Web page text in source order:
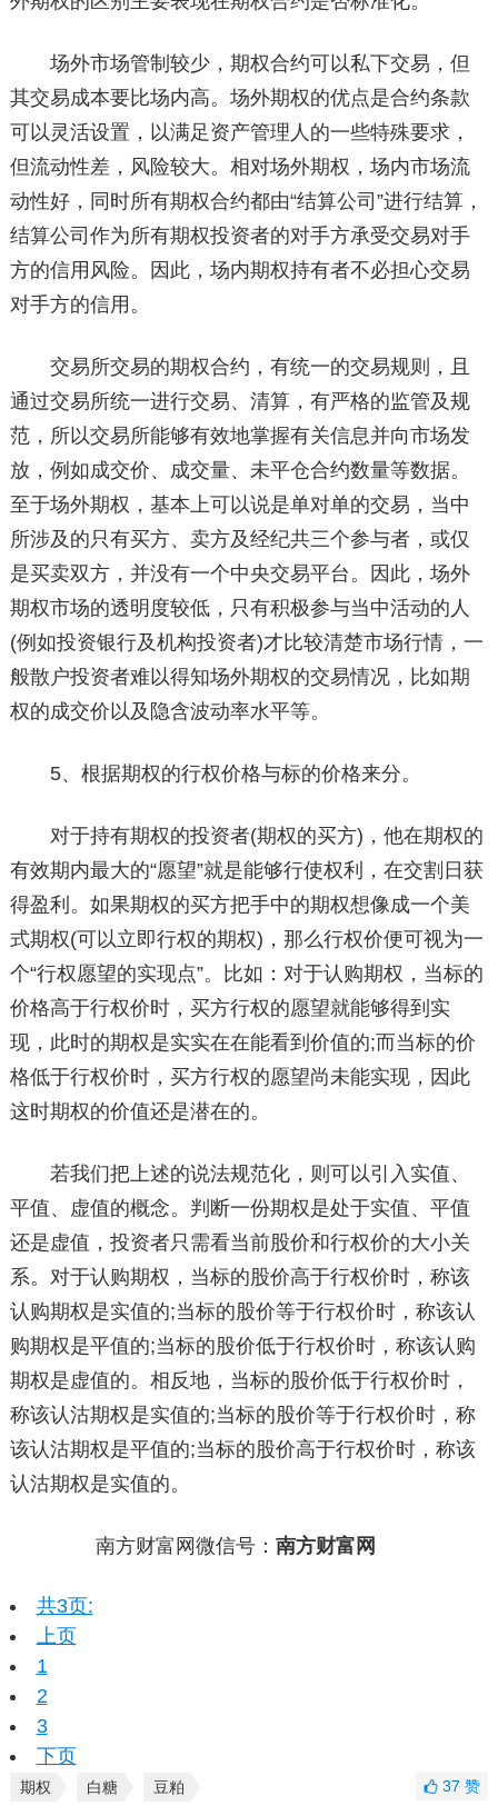
场外市场管制较少，期权合约可以私下交易，但
其交易成本要比场内高。场外期权的优点是合约条款
可以灵活设置，以满足资产管理人的一些特殊要求，
但流动性差，风险较大。相对场外期权，场内市场流
动性好，同时所有期权合约都由“结算公司”进行结算，
结算公司作为所有期权投资者的对手方承受交易对手
方的信用风险。因此，场内期权持有者不必担心交易
对手方的信用。
交易所交易的期权合约，有统一的交易规则，且
通过交易所统一进行交易、清算，有严格的监管及规
范，所以交易所能够有效地掌握有关信息并向市场发
放，例如成交价、成交量、未平仓合约数量等数据。
至于场外期权，基本上可以说是单对单的交易，当中
所涉及的只有买方、卖方及经纪共三个参与者，或仅
是买卖双方，并没有一个中央交易平台。因此，场外
期权市场的透明度较低，只有积极参与当中活动的人
(例如投资银行及机构投资者)才比较清楚市场行情，一
般散户投资者难以得知场外期权的交易情况，比如期
权的成交价以及隐含波动率水平等。
5、根据期权的行权价格与标的价格来分。
对于持有期权的投资者(期权的买方)，他在期权的
有效期内最大的“愿望”就是能够行使权利，在交割日获
得盈利。如果期权的买方把手中的期权想像成一个美
式期权(可以立即行权的期权)，那么行权价便可视为一
个“行权愿望的实现点”。比如：对于认购期权，当标的
价格高于行权价时，买方行权的愿望就能够得到实
现，此时的期权是实实在在能看到价值的;而当标的价
格低于行权价时，买方行权的愿望尚未能实现，因此
这时期权的价值还是潜在的。
若我们把上述的说法规范化，则可以引入实值、
平值、虚值的概念。判断一份期权是处于实值、平值
还是虚值，投资者只需看当前股价和行权价的大小关
系。对于认购期权，当标的股价高于行权价时，称该
认购期权是实值的;当标的股价等于行权价时，称该认
购期权是平值的;当标的股价低于行权价时，称该认购
期权是虚值的。相反地，当标的股价低于行权价时，
称该认沽期权是实值的;当标的股价等于行权价时，称
该认沽期权是平值的;当标的股价高于行权价时，称该
认沽期权是实值的。
南方财富网微信号： 南方财富网
共3页:
上页
1
2
3
下页
期权 白糖 豆粕 37赞